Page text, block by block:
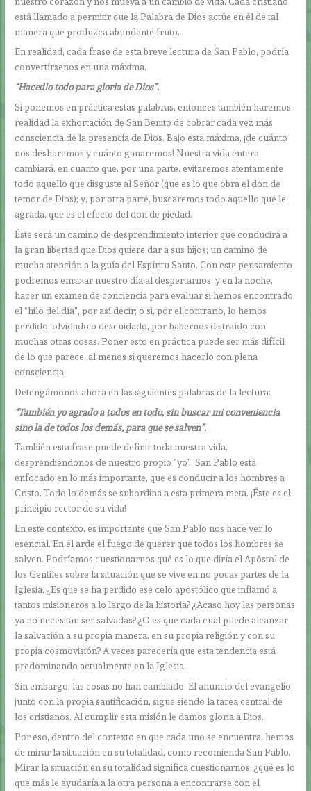
está llamado a permitir que la Palabra de Dios actúe en él de tal
manera que produzca abundante fruto.
En realidad, cada frase de esta breve lectura de San Pablo, podría
convertírsenos en una máxima.
“Hacedlo todo para gloria de Dios”.
Si ponemos en práctica estas palabras, entonces también haremos
realidad la exhortación de San Benito de cobrar cada vez más
consciencia de la presencia de Dios. Bajo esta máxima, ¡de cuánto
nos desharemos y cuánto ganaremos! Nuestra vida entera
cambiará, en cuanto que, por una parte, evitaremos atentamente
todo aquello que disguste al Señor (que es lo que obra el don de
temor de Dios); y, por otra parte, buscaremos todo aquello que le
agrada, que es el efecto del don de piedad.
Éste será un camino de desprendimiento interior que conducirá a
la gran libertad que Dios quiere dar a sus hijos; un camino de
mucha atención a la guía del Espíritu Santo. Con este pensamiento
podremos empezar nuestro día al despertarnos, y en la noche,
hacer un examen de conciencia para evaluar si hemos encontrado
el “hilo del día”, por así decir; o si, por el contrario, lo hemos
perdido, olvidado o descuidado, por habernos distraído con
muchas otras cosas. Poner esto en práctica puede ser más difícil
de lo que parece, al menos si queremos hacerlo con plena
consciencia.
Detengámonos ahora en las siguientes palabras de la lectura:
“También yo agrado a todos en todo, sin buscar mi conveniencia
sino la de todos los demás, para que se salven”.
También esta frase puede definir toda nuestra vida,
desprendiéndonos de nuestro propio “yo”. San Pablo está
enfocado en lo más importante, que es conducir a los hombres a
Cristo. Todo lo demás se subordina a esta primera meta. ¡Éste es el
principio rector de su vida!
En este contexto, es importante que San Pablo nos hace ver lo
esencial. En él arde el fuego de querer que todos los hombres se
salven. Podríamos cuestionarnos qué es lo que diría el Apóstol de
los Gentiles sobre la situación que se vive en no pocas partes de la
Iglesia. ¿Es que se ha perdido ese celo apostólico que inflamó a
tantos misioneros a lo largo de la historia? ¿Acaso hoy las personas
ya no necesitan ser salvadas? ¿O es que cada cual puede alcanzar
la salvación a su propia manera, en su propia religión y con su
propia cosmovisión? A veces parecería que esta tendencia está
predominando actualmente en la Iglesia.
Sin embargo, las cosas no han cambiado. El anuncio del evangelio,
junto con la propia santificación, sigue siendo la tarea central de
los cristianos. Al cumplir esta misión le damos gloria a Dios.
Por eso, dentro del contexto en que cada uno se encuentra, hemos
de mirar la situación en su totalidad, como recomienda San Pablo.
Mirar la situación en su totalidad significa cuestionarnos: ¿qué es lo
que más le ayudaría a la otra persona a encontrarse con el